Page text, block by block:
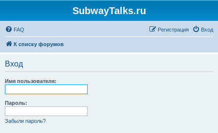
SubwayTalks.ru
FAQ Вход
Регистрация
К списку форумов
Вход
Имя пользователя:
Пароль:
Забыли пароль?